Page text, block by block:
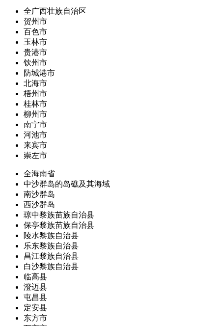
全广西壮族自治区
贺州市
百色市
玉林市
贵港市
钦州市
防城港市
北海市
梧州市
桂林市
柳州市
南宁市
河池市
来宾市
崇左市
全海南省
中沙群岛的岛礁及其海域
南沙群岛
西沙群岛
琼中黎族苗族自治县
保亭黎族苗族自治县
陵水黎族自治县
乐东黎族自治县
昌江黎族自治县
白沙黎族自治县
临高县
澄迈县
屯昌县
定安县
东方市